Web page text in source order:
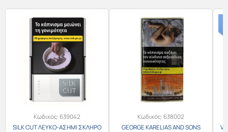
Κωδικός:639042
SILK CUT ΛΕΥΚΟ-ΑΣΗΜΙ ΣΚΛΗΡΟ
Κωδικός:638002
GEORGE KARELIAS AND SONS